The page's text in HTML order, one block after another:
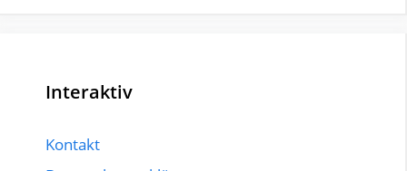
Interaktiv
Kontakt